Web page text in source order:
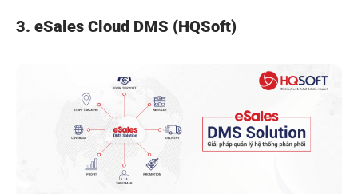
3. eSales Cloud DMS (HQSoft)